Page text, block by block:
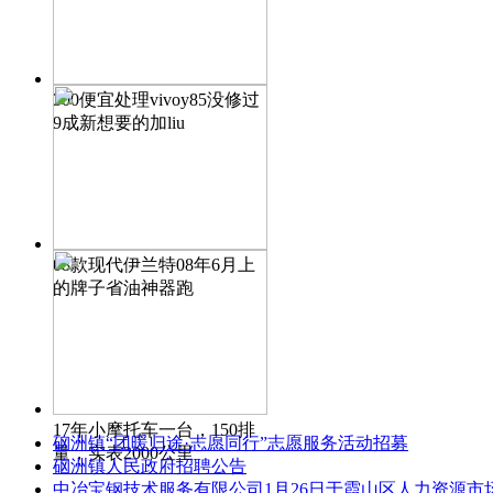
300便宜处理vivoy85没修过
9成新想要的加liu
08款现代伊兰特08年6月上
的牌子省油神器跑
17年小摩托车一台，150排
量，实表2000公里
硇洲镇“团暖归途·志愿同行”志愿服务活动招募
硇洲镇人民政府招聘公告
中冶宝钢技术服务有限公司1月26日于霞山区人力资源市